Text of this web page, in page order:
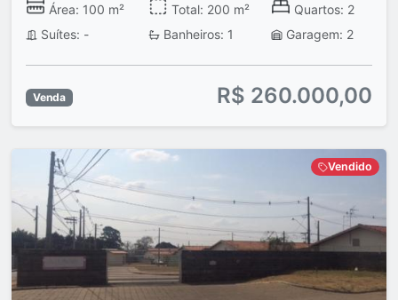
Área: 100 m² Total: 200 m²
Quartos: 2
Suítes: -
Banheiros: 1 Garagem: 2
Venda R$ 260.000,00
Vendido